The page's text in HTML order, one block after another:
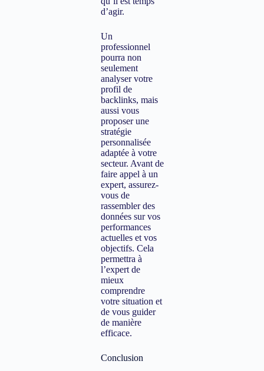
d’agir.
Un
professionnel
pourra non
seulement
analyser votre
profil de
backlinks, mais
aussi vous
proposer une
stratégie
personnalisée
adaptée à votre
secteur. Avant de
faire appel à un
expert, assurez-
vous de
rassembler des
données sur vos
performances
actuelles et vos
objectifs. Cela
permettra à
l’expert de
mieux
comprendre
votre situation et
de vous guider
de manière
efficace.
Conclusion